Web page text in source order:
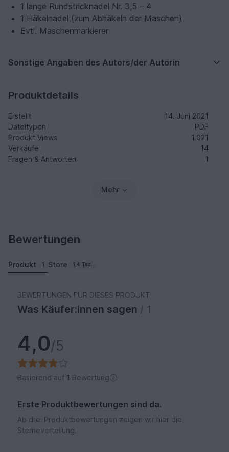
1 lange Rundstricknadel Nr. 3,5 – 4
1 Häkelnadel (zum Abhäkeln der Maschen)
Evtl. Maschenmarkierer
Sonstige Angaben des Autors/der Autorin
Produktdetails
Erstellt
14. Juni 2021
Dateitypen
PDF
Produkt Views
1.021
Verkäufe
14
Fragen & Antworten
1
Mehr
Bewertungen
Produkt 1 Store 1,4 Tsd.
BEWERTUNGEN FÜR DIESES PRODUKT
Was Käufer:innen sagen / 1
4,0/5
Basierend auf 1 Bewertung
Erste Produktbewertungen sind da.
Ab drei Produktbewertungen zeigen wir hier die
Sterneverteilung.